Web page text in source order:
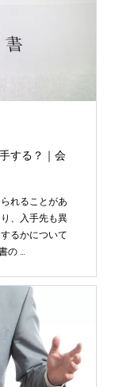
する？｜会
れることがあ
、入手先も異
るかについて
の …